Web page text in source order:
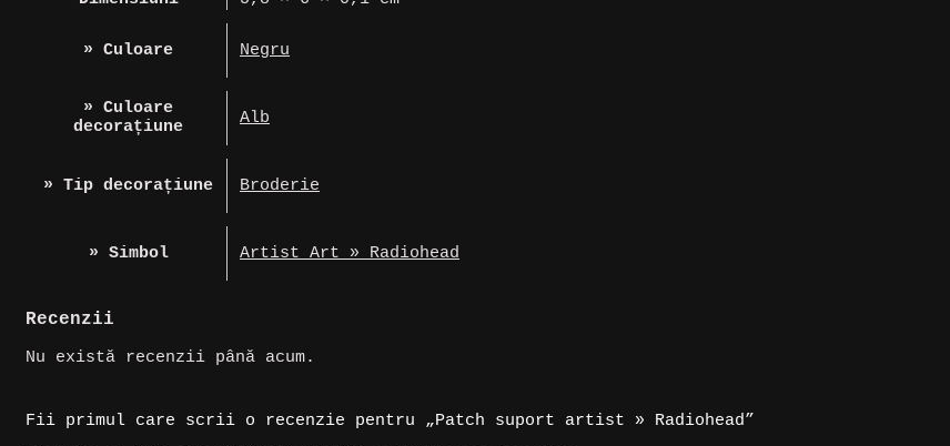
» Culoare Negru
» Culoare
decorațiune
Alb
» Tip decorațiune Broderie
» Simbol Artist Art » Radiohead
Recenzii
Nu există recenzii până acum.
Fii primul care scrii o recenzie pentru „Patch suport artist » Radiohead”